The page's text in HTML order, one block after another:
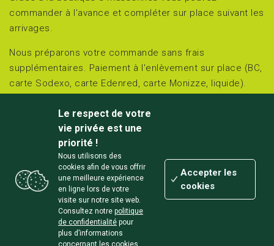
commander à l'avance et compléter sur place suivant les
arrivages.
Nous préparons votre commande sans frais
supplémentaires. Paiement à l'enlèvement sur place (BC,
carte Sodexo, carte Edenred, carte Monizze, liquide).
Retirez et réglez sur place le jour choisi :
jeudi et vendredi de 15h00 à 18h00 et
samedi de 10h00 à 18h00.
Chemin des Massennes 3 à Awagne (Lisogne/Dinant)
site Zéro carboneconçu et développé localement par
Le respect de votre
vie privée est une
priorité !
Nous utilisons des
cookies afin de vous offrir
une meilleure expérience
en ligne lors de votre
visite sur notre site web.
Consultez notre politique
de confidentialité pour
plus d’informations
concernant les cookies
Accepter les
cookies